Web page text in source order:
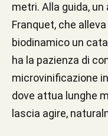
metri. Alla guida,
Franquet, che
biodinamico un
ha la pazienza di
microvinificazione in
dove attua lunghe
lascia agire,